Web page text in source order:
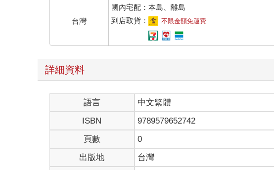
台灣
國內宅配：本島、離島
到店取貨：
不限金額免運費
詳細資料
語言 中文繁體
ISBN
9789579652742
頁數
0
出版地
台灣